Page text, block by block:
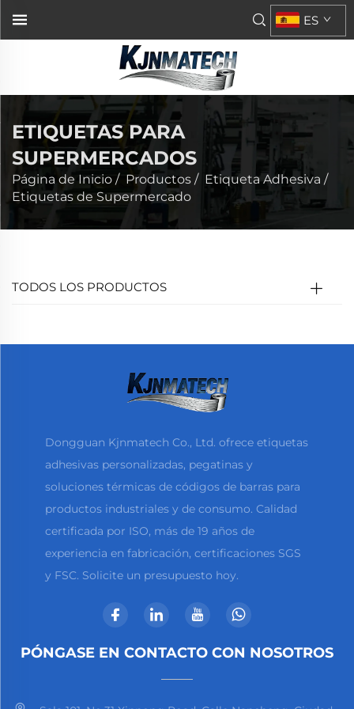
ES
ETIQUETAS PARA
SUPERMERCADOS
Página de Inicio / Productos / Etiqueta Adhesiva /
Etiquetas de Supermercado
TODOS LOS PRODUCTOS
Dongguan Kjnmatech Co., Ltd. ofrece etiquetas
adhesivas personalizadas, pegatinas y
soluciones térmicas de códigos de barras para
productos industriales y de consumo. Calidad
certificada por ISO, más de 19 años de
experiencia en fabricación, certificaciones SGS
y FSC. Solicite un presupuesto hoy.
PÓNGASE EN CONTACTO CON NOSOTROS